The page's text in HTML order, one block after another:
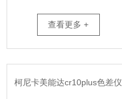
查看更多 +
柯尼卡美能达cr10plus色差仪